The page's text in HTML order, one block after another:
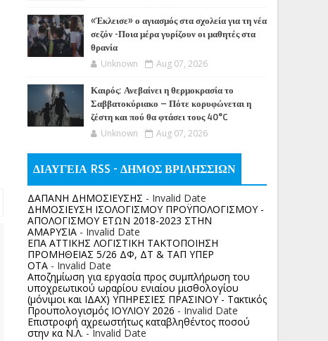
«Έκλεισε» ο αγιασμός στα σχολεία για τη νέα
σεζόν -Ποια μέρα γυρίζουν οι μαθητές στα
θρανία
Unknown Aug 07, 2026
Καιρός: Ανεβαίνει η θερμοκρασία το
Σαββατοκύριακο – Πότε κορυφώνεται η
ζέστη και πού θα φτάσει τους 40°C
Unknown Aug 07, 2026
ΔΙΑΥΓΕΙΑ RSS - ΔΗΜΟΣ ΒΡΙΛΗΣΣΙΩΝ
ΔΑΠΑΝΗ ΔΗΜΟΣΙΕΥΣΗΣ - Invalid Date
ΔΗΜΟΣΙΕΥΣΗ ΙΣΟΛΟΓΙΣΜΟΥ ΠΡΟΫΠΟΛΟΓΙΣΜΟΥ -
ΑΠΟΛΟΓΙΣΜΟΥ ΕΤΩΝ 2018-2023 ΣΤΗΝ
ΑΜΑΡΥΣΙΑ - Invalid Date
ΕΠΑ ΑΤΤΙΚΗΣ ΛΟΓΙΣΤΙΚΗ ΤΑΚΤΟΠΟΙΗΣΗ
ΠΡΟΜΗΘΕΙΑΣ 5/26 ΔΦ, ΔΤ & ΤΑΠ ΥΠΕΡ
ΟΤΑ - Invalid Date
Αποζημίωση για εργασία προς συμπλήρωση του
υποχρεωτικού ωραρίου ενιαίου μισθολογίου
(μόνιμοι και ΙΔΑΧ) ΥΠΗΡΕΣΙΕΣ ΠΡΑΣΙΝΟΥ - Τακτικός
Προυπολογισμός ΙΟΥΛΙΟΥ 2026 - Invalid Date
Επιστροφή αχρεωστήτως καταβληθέντος ποσoύ
στην κα Ν.Λ. - Invalid Date